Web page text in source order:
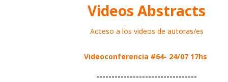
Videos Abstracts
Acceso a los videos de autoras/es
Videoconferencia #64- 24/07 17hs
---------------------------------